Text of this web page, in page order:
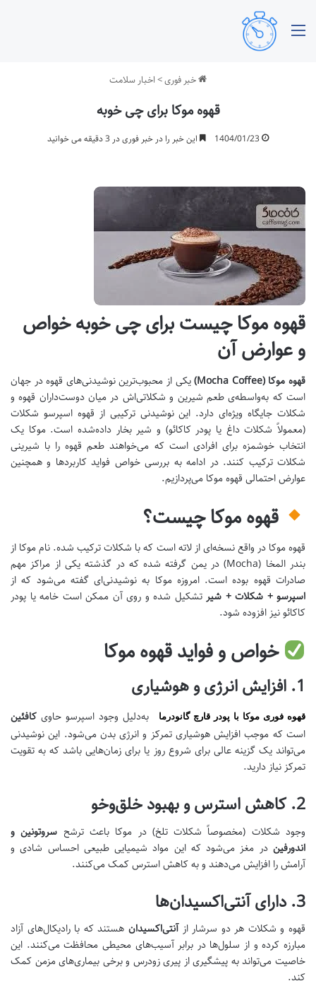
خبر فوری> اخبار سلامت
قهوه موکا برای چی خوبه
1404/01/23 این خبر را در خبر فوری در 3 دقیقه می خوانید
قهوه موکا چیست برای چی خوبه خواص
و عوارض آن
قهوه موکا (Mocha Coffee)
یکی از محبوب‌ترین نوشیدنی‌های قهوه در جهان
است که به‌واسطه‌ی طعم شیرین و شکلاتی‌اش در میان دوست‌داران قهوه و
شکلات جایگاه ویژه‌ای دارد. این نوشیدنی ترکیبی از قهوه اسپرسو شکلات
(معمولاً شکلات داغ یا پودر کاکائو) و شیر بخار داده‌شده است. موکا یک
انتخاب خوشمزه برای افرادی است که می‌خواهند طعم قهوه را با شیرینی
شکلات ترکیب کنند. در ادامه به بررسی خواص فواید کاربردها و همچنین
عوارض احتمالی قهوه موکا می‌پردازیم.
قهوه موکا چیست؟
قهوه موکا در واقع نسخه‌ای از لاته است که با شکلات ترکیب شده. نام موکا از
بندر المخا (Mocha) در یمن گرفته شده که در گذشته یکی از مراکز مهم
صادرات قهوه بوده است. امروزه موکا به نوشیدنی‌ای گفته می‌شود که از
اسپرسو + شکلات + شیر تشکیل شده و روی آن ممکن است خامه یا پودر
کاکائو نیز افزوده شود.
خواص و فواید قهوه موکا
1. افزایش انرژی و هوشیاری
قهوه فوری موکا با پودر قارچ گانودرما به‌دلیل وجود اسپرسو حاوی کافئین
است که موجب افزایش هوشیاری تمرکز و انرژی بدن می‌شود. این نوشیدنی
می‌تواند یک گزینه عالی برای شروع روز یا برای زمان‌هایی باشد که به تقویت
تمرکز نیاز دارید.
2. کاهش استرس و بهبود خلق‌و‌خو
وجود شکلات (مخصوصاً شکلات تلخ) در موکا باعث ترشح سروتونین و
اندورفین در مغز می‌شود که این مواد شیمیایی طبیعی احساس شادی و
آرامش را افزایش می‌دهند و به کاهش استرس کمک می‌کنند.
3. دارای آنتی‌اکسیدان‌ها
قهوه و شکلات هر دو سرشار ازآنتی‌اکسیدان هستند که با رادیکال‌های آزاد
مبارزه کرده و از سلول‌ها در برابر آسیب‌های محیطی محافظت می‌کنند. این
خاصیت می‌تواند به پیشگیری از پیری زودرس و برخی بیماری‌های مزمن کمک
کند.